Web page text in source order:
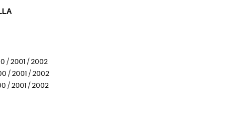
/ 2001 / 2002
/ 2001 / 2002
/ 2001 / 2002